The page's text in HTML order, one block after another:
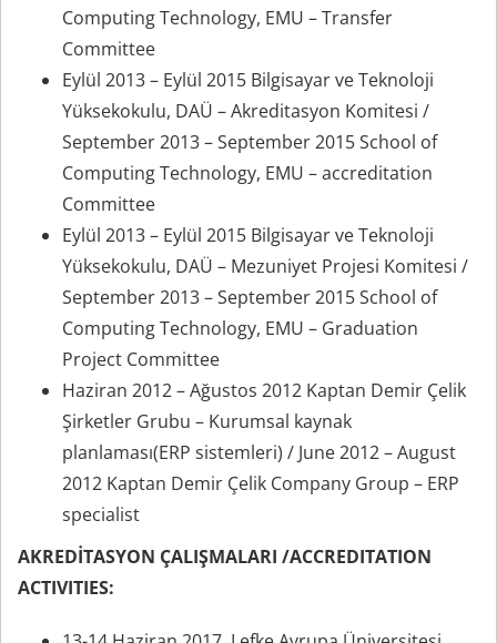
Computing Technology, EMU – Transfer
Committee
Eylül 2013 – Eylül 2015 Bilgisayar ve Teknoloji
Yüksekokulu, DAÜ – Akreditasyon Komitesi /
September 2013 – September 2015 School of
Computing Technology, EMU – accreditation
Committee
Eylül 2013 – Eylül 2015 Bilgisayar ve Teknoloji
Yüksekokulu, DAÜ – Mezuniyet Projesi Komitesi /
September 2013 – September 2015 School of
Computing Technology, EMU – Graduation
Project Committee
Haziran 2012 – Ağustos 2012 Kaptan Demir Çelik
Şirketler Grubu – Kurumsal kaynak
planlaması(ERP sistemleri) / June 2012 – August
2012 Kaptan Demir Çelik Company Group – ERP
specialist
AKREDİTASYON ÇALIŞMALARI /ACCREDITATION
ACTIVITIES: